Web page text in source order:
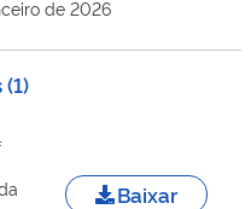
de 2026
Baixar